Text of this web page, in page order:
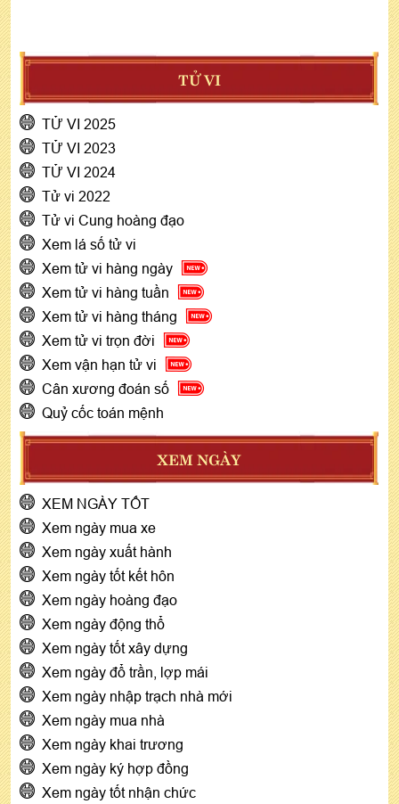
TỬ VI
TỬ VI 2025
TỬ VI 2023
TỬ VI 2024
Tử vi 2022
Tử vi Cung hoàng đạo
Xem lá số tử vi
Xem tử vi hàng ngày
Xem tử vi hàng tuần
Xem tử vi hàng tháng
Xem tử vi trọn đời
Xem vận hạn tử vi
Cân xương đoán số
Quỷ cốc toán mệnh
XEM NGÀY
XEM NGÀY TỐT
Xem ngày mua xe
Xem ngày xuất hành
Xem ngày tốt kết hôn
Xem ngày hoàng đạo
Xem ngày động thổ
Xem ngày tốt xây dựng
Xem ngày đổ trần, lợp mái
Xem ngày nhập trạch nhà mới
Xem ngày mua nhà
Xem ngày khai trương
Xem ngày ký hợp đồng
Xem ngày tốt nhận chức